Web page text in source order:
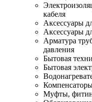
кабеля
Аксессуары
Аксессуары
Арматура
давления
Бытовая
Бытовая
Муфты,